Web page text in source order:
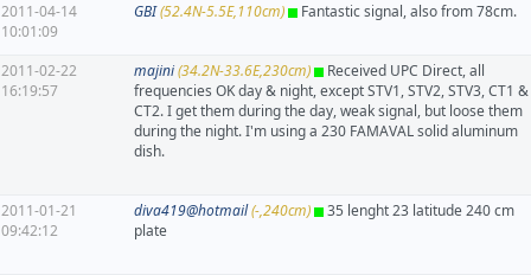
2011-04-14
10:01:09
GBI(52.4N-5.5E,110cm) Fantastic signal, also from 78cm.
2011-02-22
16:19:57
majini(34.2N-33.6E,230cm)
Received UPC Direct, all
frequencies OK day & night, except STV1, STV2, STV3, CT1 &
CT2. I get them during the day, weak signal, but loose them
during the night. I'm using a 230 FAMAVAL solid aluminum
dish.
2011-01-21
09:42:12
diva419@hotmail(-,240cm)
35 lenght 23 latitude 240 cm
plate